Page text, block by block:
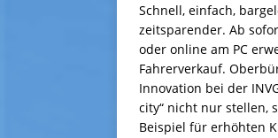
Schnell, einfach,
zeitsparender. Ab
oder online am PC
Fahrerverkauf.
Innovation bei der
city“ nicht nur stellen,
Beispiel für erhöhten